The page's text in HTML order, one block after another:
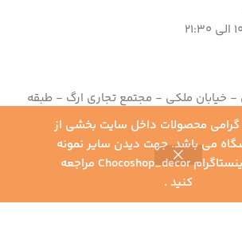
خیابان ملکی - مجتمع تجاری ارگ - طبقه
گرامی محصولات داخل سایت بخشی از
می باشد. جهت دیدن سایر نمونه
ها به پیج اینستاگرام Chocoshop_decor مراجعه
کنید .